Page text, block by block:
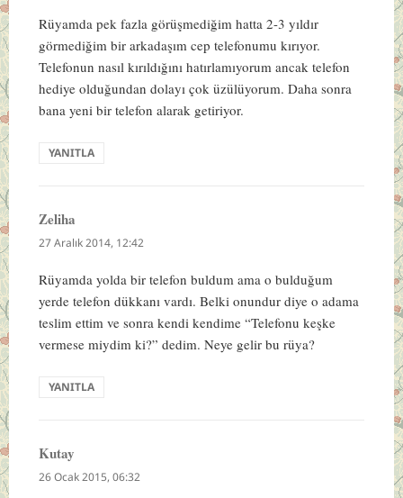
Rüyamda pek fazla görüşmediğim hatta 2-3 yıldır
görmediğim bir arkadaşım cep telefonumu kırıyor.
Telefonun nasıl kırıldığını hatırlamıyorum ancak telefon
hediye olduğundan dolayı çok üzülüyorum. Daha sonra
bana yeni bir telefon alarak getiriyor.
YANITLA
Zeliha
ki:
27 Aralık 2014, 12:42
Rüyamda yolda bir telefon buldum ama o bulduğum
yerde telefon dükkanı vardı. Belki onundur diye o adama
teslim ettim ve sonra kendi kendime “Telefonu keşke
vermese miydim ki?” dedim. Neye gelir bu rüya?
YANITLA
Kutay
ki:
26 Ocak 2015, 06:32